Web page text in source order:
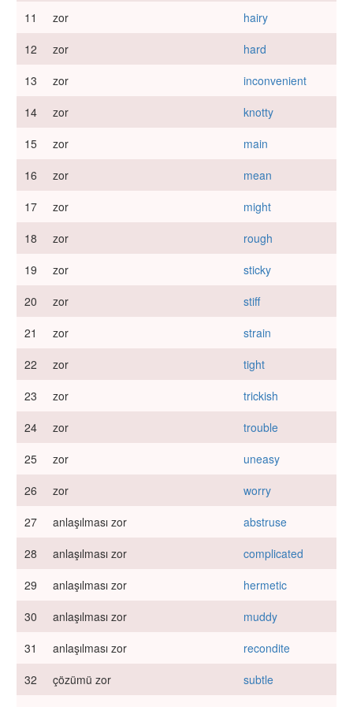
11
zor
hairy
12
zor
hard
13
zor
inconvenient
14
zor
knotty
15
zor
main
16
zor
mean
17
zor
might
18
zor
rough
19
zor
sticky
20
zor
stiff
21
zor
strain
22
zor
tight
23
zor
trickish
24
zor
trouble
25
zor
uneasy
26
zor
worry
27
anlaşılması zor
abstruse
28
anlaşılması zor
complicated
29
anlaşılması zor
hermetic
30
anlaşılması zor
muddy
31
anlaşılması zor
recondite
32
çözümü zor
subtle